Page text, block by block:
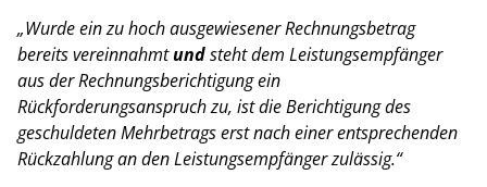
„Wurde ein zu hoch ausgewiesener Rechnungsbetrag
bereits vereinnahmtundsteht dem Leistungsempfänger
aus der Rechnungsberichtigung ein
Rückforderungsanspruch zu, ist die Berichtigung des
geschuldeten Mehrbetrags erst nach einer entsprechenden
Rückzahlung an den Leistungsempfänger zulässig.“